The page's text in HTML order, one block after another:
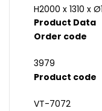
H2000 x 1310 x
Product Data
Order code
3979
Product code
VT-7072